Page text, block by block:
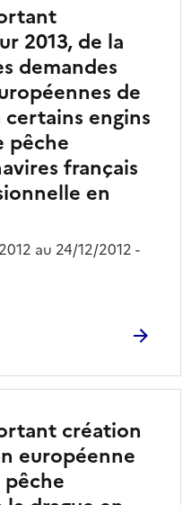
2013, de la
demandes
de
engins
pêche
français
en
au 24/12/2012 -
création
européenne